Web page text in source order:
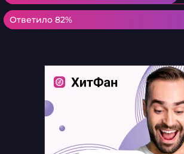
Ответило 82%
Ответило 82%